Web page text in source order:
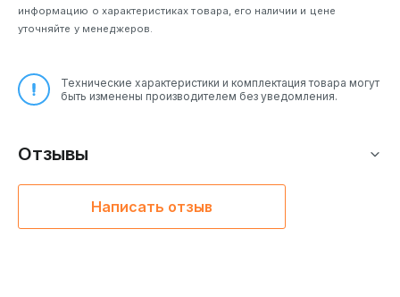
информацию о характеристиках товара, его наличии и цене
уточняйте у менеджеров.
Технические характеристики и комплектация товара могут
быть изменены производителем без уведомления.
Отзывы
Написать отзыв